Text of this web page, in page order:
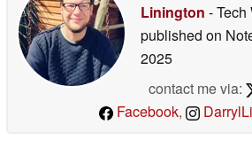
Linington - Tech
published on
2025
contact me via:
Facebook,